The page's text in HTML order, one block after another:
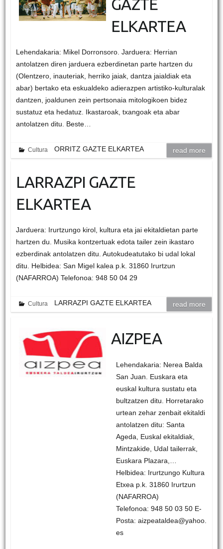
GAZTE
ELKARTEA
Lehendakaria: Mikel Dorronsoro. Jarduera: Herrian
antolatzen diren jarduera ezberdinetan parte hartzen du
(Olentzero, inauteriak, herriko jaiak, dantza jaialdiak eta
abar) bertako eta eskualdeko adierazpen artistiko-kulturalak
dantzen, joaldunen zein pertsonaia mitologikoen bidez
sustatuz eta hedatuz. Ikastaroak, txangoak eta abar
antolatzen ditu. Beste…
Cultura ORRITZ GAZTE ELKARTEA read more
LARRAZPI GAZTE
ELKARTEA
Jarduera: Irurtzungo kirol, kultura eta jai ekitaldietan parte
hartzen du. Musika kontzertuak edota tailer zein ikastaro
ezberdinak antolatzen ditu. Autokudeatutako bi udal lokal
ditu. Helbidea: San Migel kalea p.k. 31860 Irurtzun
(NAFARROA) Telefonoa: 948 50 04 29
Cultura LARRAZPI GAZTE ELKARTEA read more
AIZPEA
Lehendakaria: Nerea Balda
San Juan. Euskara eta
euskal kultura sustatu eta
bultzatzen ditu. Horretarako
urtean zehar zenbait ekitaldi
antolatzen ditu: Santa
Ageda, Euskal ekitaldiak,
Mintzakide, Udal tailerrak,
Euskara Plazara,…
Helbidea: Irurtzungo Kultura
Etxea p.k. 31860 Irurtzun
(NAFARROA)
Telefonoa: 948 50 03 50 E-
Posta: aizpeataldea@yahoo.
es